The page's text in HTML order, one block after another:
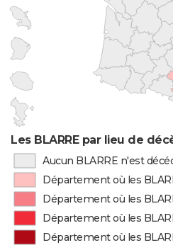
Les BLARRE par lieu de
Aucun BLARRE n'est
Département où les
Département où les
Département où les
Département où les